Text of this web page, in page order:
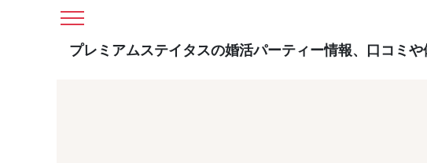
プレミアムステイタスの婚活パーティー情報、口コミや